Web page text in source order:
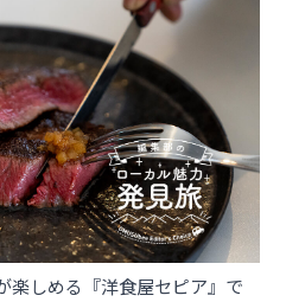
楽しめる『洋食屋セピア』で